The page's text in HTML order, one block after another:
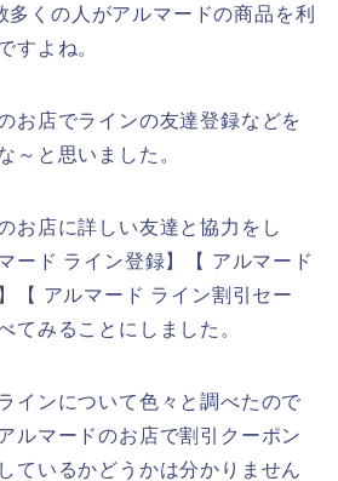
くの人がアルマードの商品を利
すよね。
お店でラインの友達登録などを
～と思いました。
お店に詳しい友達と協力をし
ード ライン登録】【 アルマード
【 アルマード ライン割引セー
てみることにしました。
インについて色々と調べたので
ルマードのお店で割引クーポン
ているかどうかは分かりません